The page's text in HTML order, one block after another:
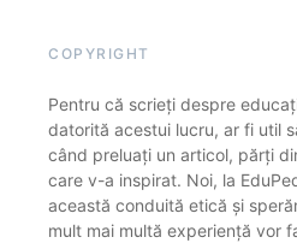
COPYRIGHT
Pentru că scrieți despre
datorită acestui lucru, ar fi util
când preluați un articol, părți
care v-a inspirat. Noi, la
această conduită etică și
mult mai multă experiență vor